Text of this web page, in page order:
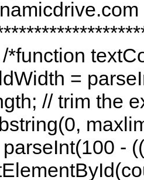
*function
=
// trim the
-